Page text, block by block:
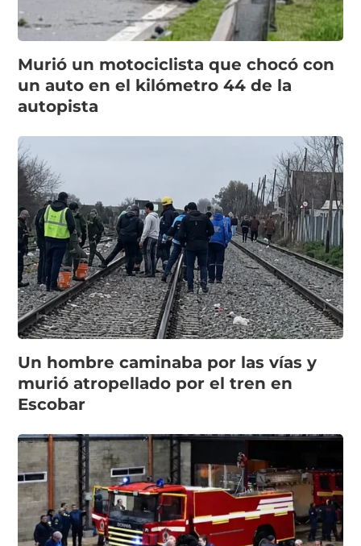
Murió un motociclista que chocó con
un auto en el kilómetro 44 de la
autopista
Un hombre caminaba por las vías y
murió atropellado por el tren en
Escobar